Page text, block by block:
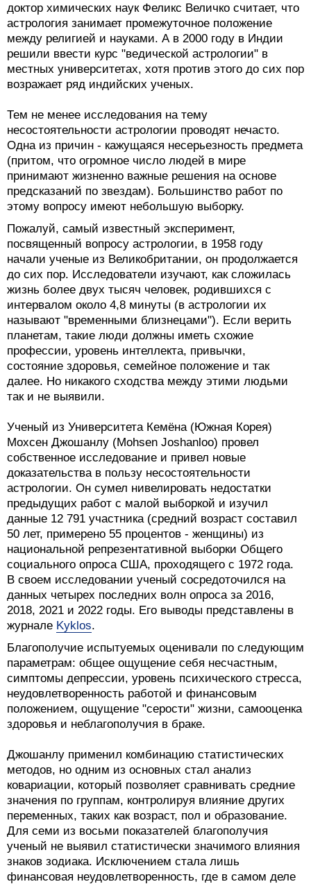
доктор химических наук Феликс Величко считает, что
астрология занимает промежуточное положение
между религией и науками. А в 2000 году в Индии
решили ввести курс "ведической астрологии" в
местных университетах, хотя против этого до сих пор
возражает ряд индийских ученых.
Тем не менее исследования на тему
несостоятельности астрологии проводят нечасто.
Одна из причин - кажущаяся несерьезность предмета
(притом, что огромное число людей в мире
принимают жизненно важные решения на основе
предсказаний по звездам). Большинство работ по
этому вопросу имеют небольшую выборку.
Пожалуй, самый известный эксперимент,
посвященный вопросу астрологии, в 1958 году
начали ученые из Великобритании, он продолжается
до сих пор. Исследователи изучают, как сложилась
жизнь более двух тысяч человек, родившихся с
интервалом около 4,8 минуты (в астрологии их
называют "временными близнецами"). Если верить
планетам, такие люди должны иметь схожие
профессии, уровень интеллекта, привычки,
состояние здоровья, семейное положение и так
далее. Но никакого сходства между этими людьми
так и не выявили.
Ученый из Университета Кемёна (Южная Корея)
Мохсен Джошанлу (Mohsen Joshanloo) провел
собственное исследование и привел новые
доказательства в пользу несостоятельности
астрологии. Он сумел нивелировать недостатки
предыдущих работ с малой выборкой и изучил
данные 12 791 участника (средний возраст составил
50 лет, примерено 55 процентов - женщины) из
национальной репрезентативной выборки Общего
социального опроса США, проходящего с 1972 года.
В своем исследовании ученый сосредоточился на
данных четырех последних волн опроса за 2016,
2018, 2021 и 2022 годы. Его выводы представлены в
журнале Kyklos.
Благополучие испытуемых оценивали по следующим
параметрам: общее ощущение себя несчастным,
симптомы депрессии, уровень психического стресса,
неудовлетворенность работой и финансовым
положением, ощущение "серости" жизни, самооценка
здоровья и неблагополучия в браке.
Джошанлу применил комбинацию статистических
методов, но одним из основных стал анализ
ковариации, который позволяет сравнивать средние
значения по группам, контролируя влияние других
переменных, таких как возраст, пол и образование.
Для семи из восьми показателей благополучия
ученый не выявил статистически значимого влияния
знаков зодиака. Исключением стала лишь
финансовая неудовлетворенность, где в самом деле